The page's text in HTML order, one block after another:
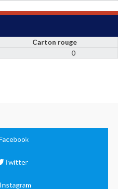
Carton rouge
0
Twitter
Instagram